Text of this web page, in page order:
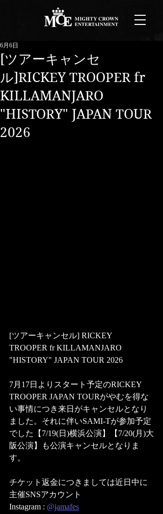
[ツアーキャンセ
ル]RICKEY TROOPER fr
KILLAMANJARO
"HISTORY" JAPAN TOUR
2026
6月6日
[ツアーキャンセル] RICKEY
TROOPER fr KILLAMANJARO
"HISTORY" JAPAN TOUR 2026
7月17日よりスタート予定のRICKEY
TROOPER JAPAN TOURがやむを得な
い事情につき来日がキャンセルとなり
ました。それに伴いSAMI-Tが参加予定
でした【7/19(日)横浜公演】【7/20(月)大
阪公演】も公演キャンセルとなりま
す。
チケット返金につきましては近日中に
主催SNSアカウント
Instagram : @jamafes